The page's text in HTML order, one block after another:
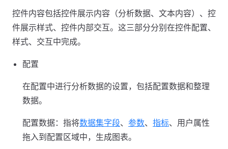
控件内容包括控件展示内容（分析数据、文本内容）、控
件展示样式、控件内部交互。这三部分分别在控件配置、
样式、交互中完成。
配置
在配置中进行分析数据的设置，包括配置数据和整理
数据。
配置数据：指将数据集字段、 参数、 指标、用户属性
拖入到配置区域中，生成图表。